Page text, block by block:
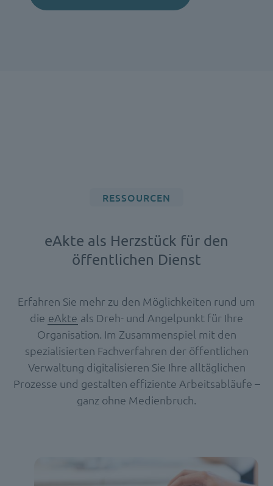
RESSOURCEN
eAkte als Herzstück für den
öffentlichen Dienst
Erfahren Sie mehr zu den Möglichkeiten rund um
die eAkte als Dreh- und Angelpunkt für Ihre
Organisation. Im Zusammenspiel mit den
spezialisierten Fachverfahren der öffentlichen
Verwaltung digitalisieren Sie Ihre alltäglichen
Prozesse und gestalten effiziente Arbeitsabläufe –
ganz ohne Medienbruch.